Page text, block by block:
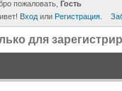
пожаловать, Гость
Вход или Регистрация
для